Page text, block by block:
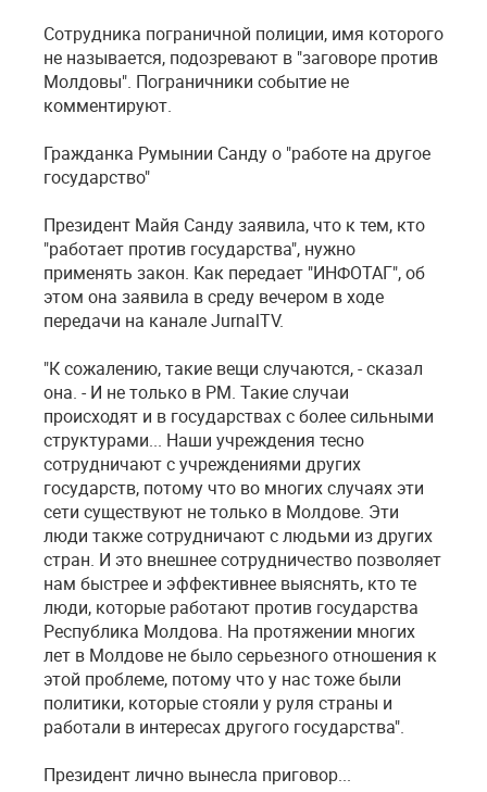
Сотрудника пограничной полиции, имя которого
не называется, подозревают в "заговоре против
Молдовы". Пограничники событие не
комментируют.
Гражданка Румынии Санду о "работе на другое
государство"
Президент Майя Санду заявила, что к тем, кто
"работает против государства", нужно
применять закон. Как передает "ИНФОТАГ", об
этом она заявила в среду вечером в ходе
передачи на канале JurnalTV.
"К сожалению, такие вещи случаются, - сказал
она. - И не только в РМ. Такие случаи
происходят и в государствах с более сильными
структурами... Наши учреждения тесно
сотрудничают с учреждениями других
государств, потому что во многих случаях эти
сети существуют не только в Молдове. Эти
люди также сотрудничают с людьми из других
стран. И это внешнее сотрудничество позволяет
нам быстрее и эффективнее выяснять, кто те
люди, которые работают против государства
Республика Молдова. На протяжении многих
лет в Молдове не было серьезного отношения к
этой проблеме, потому что у нас тоже были
политики, которые стояли у руля страны и
работали в интересах другого государства".
Президент лично вынесла приговор...